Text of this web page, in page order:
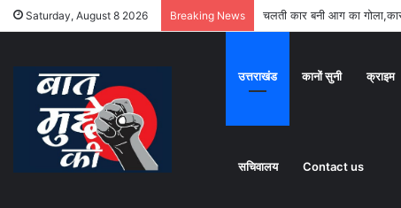
Saturday, August 8 2026 Breaking News चलती कार बनी आग का
उत्तराखंड कानों सुनी क्राइम
सचिवालय Contact us